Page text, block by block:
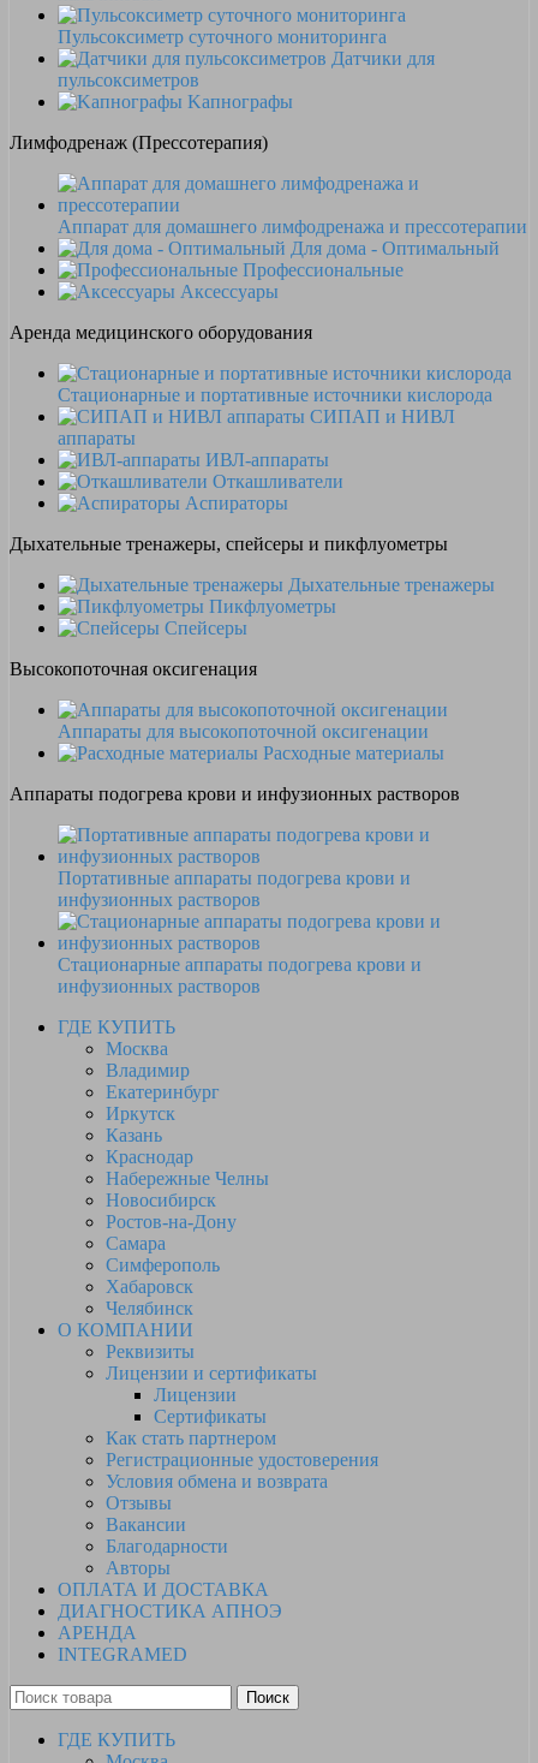
Пульсоксиметр суточного мониторинга
Датчики для
пульсоксиметров
Kапнографы
Лимфодренаж (Прессотерапия)
Аппарат для домашнего лимфодренажа и прессотерапии
Для дома - Оптимальный
Профессиональные
Аксессуары
Аренда медицинского оборудования
Стационарные и портативные источники кислорода
СИПАП и НИВЛ
аппараты
ИВЛ-аппараты
Откашливатели
Аспираторы
Дыхательные тренажеры, спейсеры и пикфлуометры
Дыхательные тренажеры
Пикфлуометры
Спейсеры
Высокопоточная оксигенация
Аппараты для высокопоточной оксигенации
Расходные материалы
Аппараты подогрева крови и инфузионных растворов
Портативные аппараты подогрева крови и
инфузионных растворов
Стационарные аппараты подогрева крови и
инфузионных растворов
ГДЕ КУПИТЬ
Москва
Владимир
Екатеринбург
Иркутск
Казань
Краснодар
Набережные Челны
Новосибирск
Ростов-на-Дону
Самара
Симферополь
Хабаровск
Челябинск
О КОМПАНИИ
Реквизиты
Лицензии и сертификаты
Лицензии
Сертификаты
Как стать партнером
Регистрационные удостоверения
Условия обмена и возврата
Отзывы
Вакансии
Благодарности
Авторы
ОПЛАТА И ДОСТАВКА
ДИАГНОСТИКА АПНОЭ
АРЕНДА
INTEGRAMED
Поиск
ГДЕ КУПИТЬ